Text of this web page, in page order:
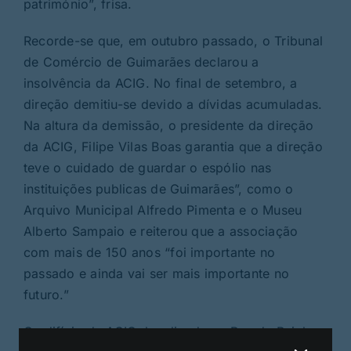
património”, frisa.
Recorde-se que, em outubro passado, o Tribunal
de Comércio de Guimarães declarou a
insolvência da ACIG. No final de setembro, a
direção demitiu-se devido a dívidas acumuladas.
Na altura da demissão, o presidente da direção
da ACIG, Filipe Vilas Boas garantia que a direção
teve o cuidado de guardar o espólio nas
instituições publicas de Guimarães”, como o
Arquivo Municipal Alfredo Pimenta e o Museu
Alberto Sampaio e reiterou que a associação
com mais de 150 anos “foi importante no
passado e ainda vai ser mais importante no
futuro.”
O edifício da ACIG, localizado na Rua da Rainha,